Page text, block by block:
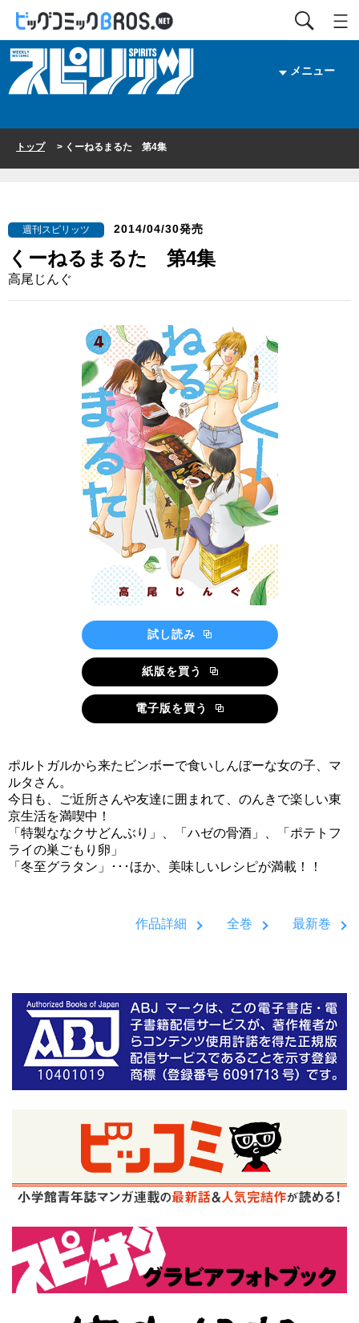
メニュー
トップ> くーねるまるた 第4集
週刊スピリッツ 2014/04/30発売
くーねるまるた 第4集
高尾じんぐ
試し読み
紙版を買う
電子版を買う
ポルトガルから来たビンボーで食いしんぼーな女の子、マ
ルタさん。
今日も、ご近所さんや友達に囲まれて、のんきで楽しい東
京生活を満喫中！
「特製ななクサどんぶり」、「ハゼの骨酒」、「ポテトフ
ライの巣ごもり卵」
「冬至グラタン」･･･ほか、美味しいレシピが満載！！
作品詳細 全巻 最新巻